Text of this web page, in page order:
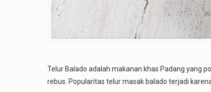
Telur Balado adalah makanan khas Padang yang
rebus. Popularitas telur masak balado terjadi